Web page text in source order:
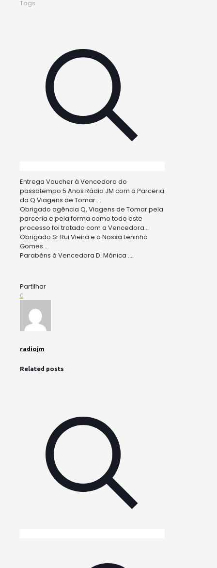
Tags
Entrega Voucher à Vencedora do
passatempo 5 Anos Rádio JM com a Parceria
da Q Viagens de Tomar….
Obrigado agência Q, Viagens de Tomar pela
parceria e pela forma como todo este
processo foi tratado com a Vencedora…
Obrigado Sr Rui Vieira e a Nossa Leninha
Gomes….
Parabéns à Vencedora D. Mónica ….
Partilhar
0
radiojm
Related posts